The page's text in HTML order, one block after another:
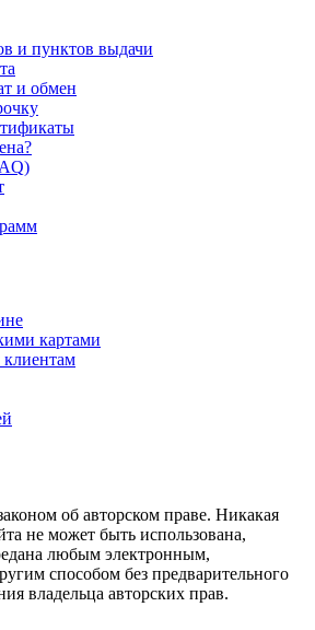
и пунктов выдачи
и обмен
картами
об авторском праве. Никакая
не может быть использована,
любым электронным,
способом без предварительного
владельца авторских прав.